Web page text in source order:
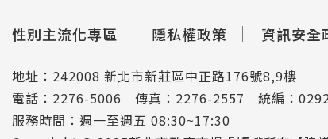
性別主流化專區 隱私權政策 資訊安全
地址：242008 新北市新莊區中正路176號8,9樓
電話：2276-5006 傳真：2276-2557 統編：
服務時間：週一至週五 08:30~17:30